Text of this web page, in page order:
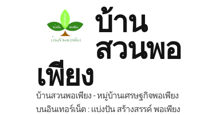
บ้าน
สวนพอ
เพียง
บ้านสวนพอเพียง - หมู่บ้านเศรษฐกิจพอเพียง
บนอินเทอร์เน็ต : แบ่งปัน สร้างสรรค์ พอเพียง